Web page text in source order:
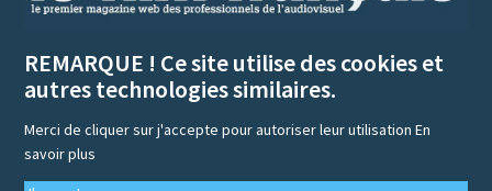
REMARQUE ! Ce site utilise des cookies et
autres technologies similaires.
Merci de cliquer sur j'accepte pour autoriser leur utilisationEn
savoir plus